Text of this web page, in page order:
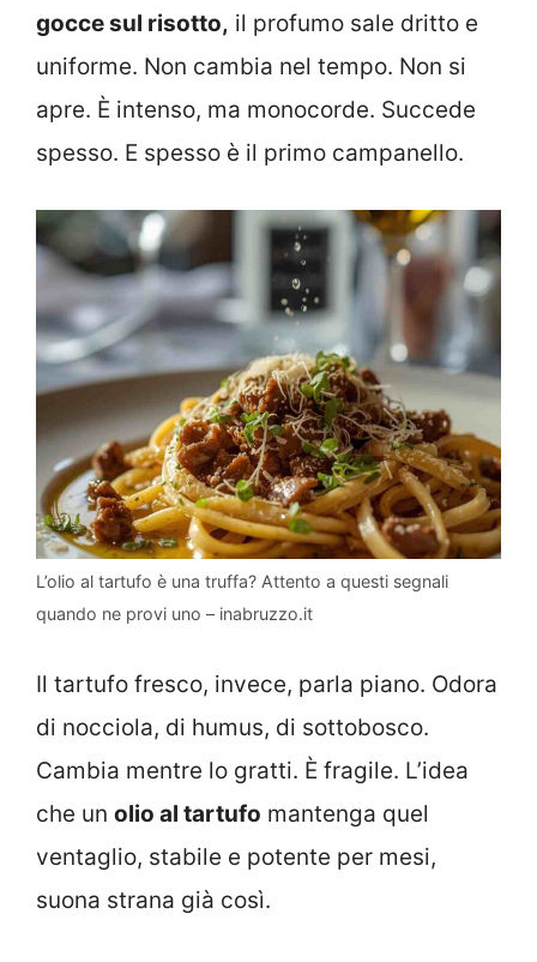
gocce sul risotto, il profumo sale dritto e
uniforme. Non cambia nel tempo. Non si
apre. È intenso, ma monocorde. Succede
spesso. E spesso è il primo campanello.
L’olio al tartufo è una truffa? Attento a questi segnali
quando ne provi uno – inabruzzo.it
Il tartufo fresco, invece, parla piano. Odora
di nocciola, di humus, di sottobosco.
Cambia mentre lo gratti. È fragile. L’idea
che un olio al tartufo mantenga quel
ventaglio, stabile e potente per mesi,
suona strana già così.